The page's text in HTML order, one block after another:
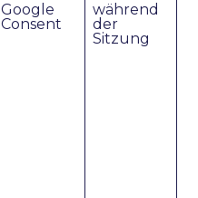
Google
Consent
während
der
Sitzung